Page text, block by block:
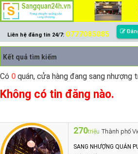
Liên hệ đăng tin 24/7: 0777085085
Kết quả tìm kiếm
Có 0 quán, cửa hàng đang sang nhượng
Không có tin đăng nào.
270triệu Thành phố
SANG NHƯỢNG QUÁN